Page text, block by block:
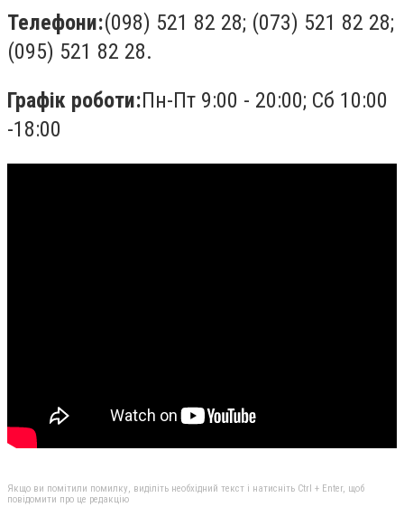
Телефони:(098) 521 82 28; (073) 521 82 28;
(095) 521 82 28.
Графік роботи:Пн-Пт 9:00 - 20:00; Сб 10:00
-18:00
Якщо ви помітили помилку, виділіть необхідний текст і натисніть Ctrl + Enter, щоб
повідомити про це редакцію